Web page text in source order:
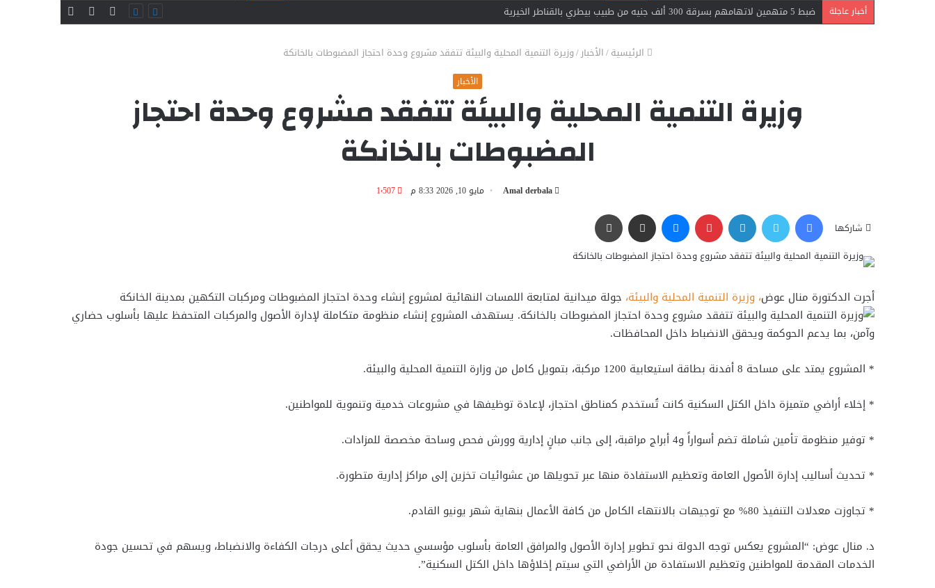
عن أخبار عاجلة اندلاع حريق داخل مصنع نسيج بشبرا الخيمة.. 3 سيارات إطفاء تحاصر النيران تويتر
فيسبوك
الرئيسية/الأخبار/وزيرة التنمية المحلية والبيئة تتفقد مشروع وحدة احتجاز المضبوطات بالخانكة
الأخبار
وزيرة التنمية المحلية والبيئة تتفقد مشروع وحدة احتجاز
المضبوطات بالخانكة
Amal derbala مايو 10, 2026 8:33 م 1٬507
شاركها
أجرت الدكتورة منال عوض، وزيرة التنمية المحلية والبيئة، جولة ميدانية لمتابعة اللمسات النهائية لمشروع إنشاء وحدة احتجاز المضبوطات ومركبات التكهين بمدينة الخانكة
. يستهدف المشروع إنشاء منظومة متكاملة لإدارة الأصول والمركبات المتحفظ عليها بأسلوب حضاري
وآمن، بما يدعم الحوكمة ويحقق الانضباط داخل المحافظات.
* المشروع يمتد على مساحة 8 أفدنة بطاقة استيعابية 1200 مركبة، بتمويل كامل من وزارة التنمية المحلية والبيئة.
* إخلاء أراضي متميزة داخل الكتل السكنية كانت تُستخدم كمناطق احتجاز، لإعادة توظيفها في مشروعات خدمية وتنموية للمواطنين.
* توفير منظومة تأمين شاملة تضم أسواراً و4 أبراج مراقبة، إلى جانب مبانٍ إدارية وورش فحص وساحة مخصصة للمزادات.
* تحديث أساليب إدارة الأصول العامة وتعظيم الاستفادة منها عبر تحويلها من عشوائيات تخزين إلى مراكز إدارية متطورة.
* تجاوزت معدلات التنفيذ 80% مع توجيهات بالانتهاء الكامل من كافة الأعمال بنهاية شهر يونيو القادم.
د. منال عوض: “المشروع يعكس توجه الدولة نحو تطوير إدارة الأصول والمرافق العامة بأسلوب مؤسسي حديث يحقق أعلى درجات الكفاءة والانضباط، ويسهم في تحسين جودة
الخدمات المقدمة للمواطنين وتعظيم الاستفادة من الأراضي التي سيتم إخلاؤها داخل الكتل السكنية”.